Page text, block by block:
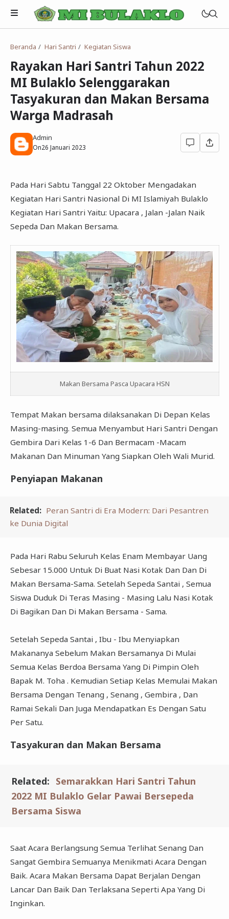
Visi MI Bulaklo
Misi MI Bulaklo
Semua Artikel
Emis
Simpatika
CBT
Beranda Hari Santri Kegiatan Siswa
Rayakan Hari Santri Tahun 2022
MI Bulaklo Selenggarakan
Tasyakuran dan Makan Bersama
Warga Madrasah
Admin
On26 Januari 2023
Pada Hari Sabtu Tanggal 22 Oktober Mengadakan
Kegiatan Hari Santri Nasional Di MI Islamiyah Bulaklo
Kegiatan Hari Santri Yaitu: Upacara , Jalan -Jalan Naik
Sepeda Dan Makan Bersama.
Makan Bersama Pasca Upacara HSN
Tempat Makan bersama dilaksanakan Di Depan Kelas
Masing-masing. Semua Menyambut Hari Santri Dengan
Gembira Dari Kelas 1-6 Dan Bermacam -Macam
Makanan Dan Minuman Yang Siapkan Oleh Wali Murid.
Penyiapan Makanan
Related: Peran Santri di Era Modern: Dari Pesantren
ke Dunia Digital
Pada Hari Rabu Seluruh Kelas Enam Membayar Uang
Sebesar 15.000 Untuk Di Buat Nasi Kotak Dan Dan Di
Makan Bersama-Sama. Setelah Sepeda Santai , Semua
Siswa Duduk Di Teras Masing - Masing Lalu Nasi Kotak
Di Bagikan Dan Di Makan Bersama - Sama.
Setelah Sepeda Santai , Ibu - Ibu Menyiapkan
Makananya Sebelum Makan Bersamanya Di Mulai
Semua Kelas Berdoa Bersama Yang Di Pimpin Oleh
Bapak M. Toha . Kemudian Setiap Kelas Memulai Makan
Bersama Dengan Tenang , Senang , Gembira , Dan
Ramai Sekali Dan Juga Mendapatkan Es Dengan Satu
Per Satu.
Tasyakuran dan Makan Bersama
Related: Semarakkan Hari Santri Tahun
2022 MI Bulaklo Gelar Pawai Bersepeda
Bersama Siswa
Saat Acara Berlangsung Semua Terlihat Senang Dan
Sangat Gembira Semuanya Menikmati Acara Dengan
Baik. Acara Makan Bersama Dapat Berjalan Dengan
Lancar Dan Baik Dan Terlaksana Seperti Apa Yang Di
Inginkan.